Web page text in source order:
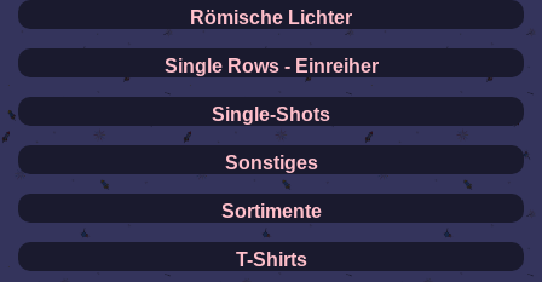
Römische Lichter
Single Rows - Einreiher
Single-Shots
Sonstiges
Sortimente
T-Shirts